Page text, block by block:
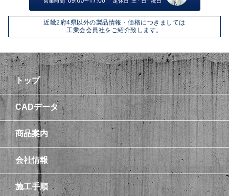
近畿2府4県以外の製品情報・価格につきましては
工業会会員社をご紹介致します。
トップ
CADデータ
商品案内
会社情報
施工手順